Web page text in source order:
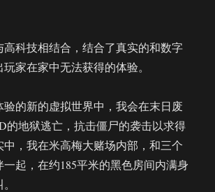
高科技相结合，结合了真实的和数字
家在家中无法获得的体验。
验的新的虚拟世界中，我会在末日废
的地狱逃亡，抗击僵尸的袭击以求得
中，我在米高梅大赌场内部，和三个
起，在约185平米的黑色房间内满身